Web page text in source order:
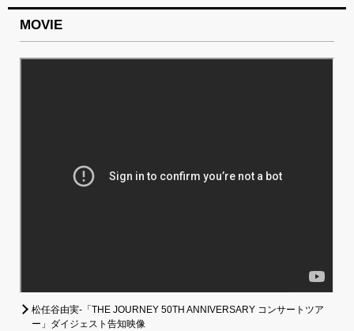
MOVIE
松任谷由実-「THE JOURNEY 50TH ANNIVERSARY コンサートツア
ー」ダイジェスト告知映像